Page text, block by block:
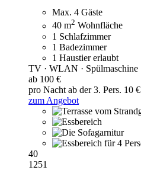
Max. 4 Gäste
40 m2 Wohnfläche
1 Schlafzimmer
1 Badezimmer
1 Haustier erlaubt
TV · WLAN · Spülmaschine
ab 100 €
pro Nacht ab der 3. Pers. 10 €
zum Angebot
40
1251